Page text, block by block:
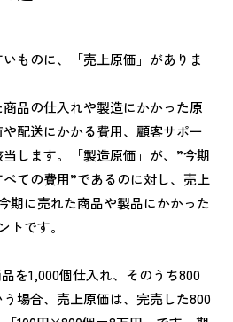
ものに、「売上原価」がありま
品の仕入れや製造にかかった原
配送にかかる費用、顧客サポー
します。「製造原価」が、”今期
ての費用”であるのに対し、売上
期に売れた商品や製品にかかった
トです。
を1,000個仕入れ、そのうち800
場合、売上原価は、完売した800